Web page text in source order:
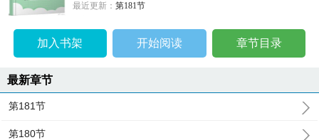
最近更新：第181节
加入书架 开始阅读 章节目录
最新章节
第181节
第180节